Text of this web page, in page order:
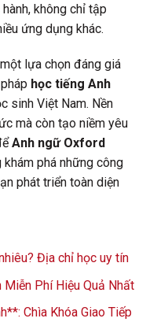
không chỉ tập
ứng dụng khác.
lựa chọn đáng giá
học tiếng Anh
sinh Việt Nam. Nền
mà còn tạo niềm yêu
Anh ngữ Oxford
phá những công
phát triển toàn diện
Địa chỉ học uy tín
Miễn Phí Hiệu Quả Nhất
Chìa Khóa Giao Tiếp